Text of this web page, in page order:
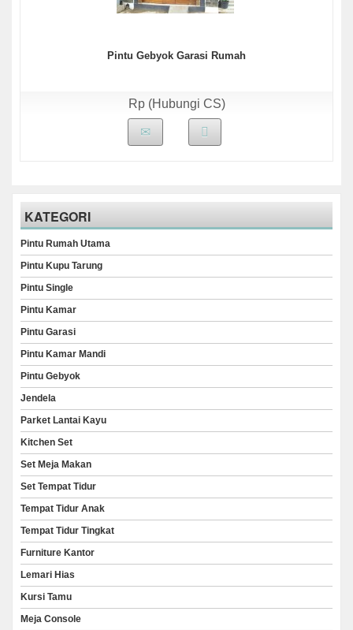
Pintu Gebyok Garasi Rumah
Rp (Hubungi CS)
KATEGORI
Pintu Rumah Utama
Pintu Kupu Tarung
Pintu Single
Pintu Kamar
Pintu Garasi
Pintu Kamar Mandi
Pintu Gebyok
Jendela
Parket Lantai Kayu
Kitchen Set
Set Meja Makan
Set Tempat Tidur
Tempat Tidur Anak
Tempat Tidur Tingkat
Furniture Kantor
Lemari Hias
Kursi Tamu
Meja Console